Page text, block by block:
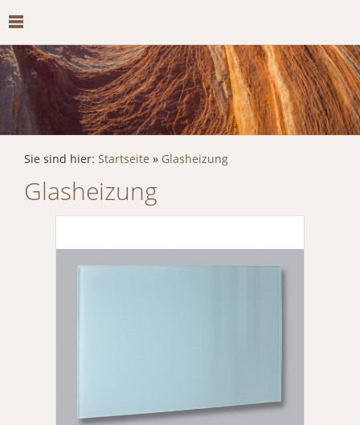
Sie sind hier: Startseite » Glasheizung
Glasheizung